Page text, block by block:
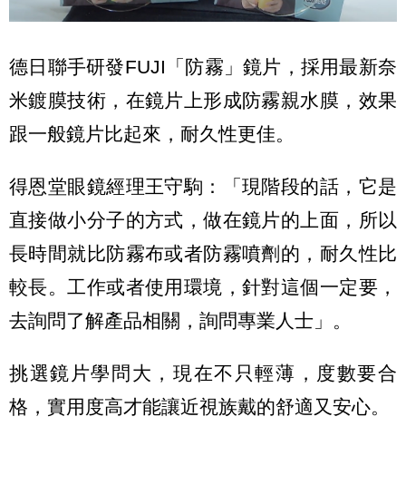
德日聯手研發FUJI「防霧」鏡片，採用最新奈
米鍍膜技術，在鏡片上形成防霧親水膜，效果
跟一般鏡片比起來，耐久性更佳。
得恩堂眼鏡經理王守駒：「現階段的話，它是
直接做小分子的方式，做在鏡片的上面，所以
長時間就比防霧布或者防霧噴劑的，耐久性比
較長。工作或者使用環境，針對這個一定要，
去詢問了解產品相關，詢問專業人士」。
挑選鏡片學問大，現在不只輕薄，度數要合
格，實用度高才能讓近視族戴的舒適又安心。